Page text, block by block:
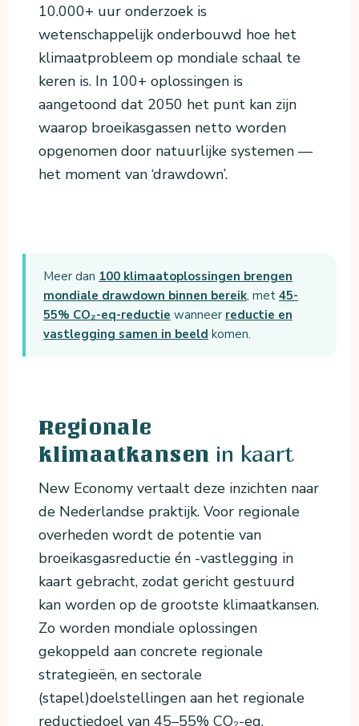
10.000+ uur onderzoek is
wetenschappelijk onderbouwd hoe het
klimaatprobleem op mondiale schaal te
keren is. In 100+ oplossingen is
aangetoond dat 2050 het punt kan zijn
waarop broeikasgassen netto worden
opgenomen door natuurlijke systemen —
het moment van ‘drawdown’.
Meer dan 100 klimaatoplossingen brengen
mondiale drawdown binnen bereik, met45-
55% CO₂-eq-reductie wanneer reductie en
vastlegging samen in beeld komen.
Regionale
klimaatkansen in kaart
New Economy vertaalt deze inzichten naar
de Nederlandse praktijk. Voor regionale
overheden wordt de potentie van
broeikasgasreductie én -vastlegging in
kaart gebracht, zodat gericht gestuurd
kan worden op de grootste klimaatkansen.
Zo worden mondiale oplossingen
gekoppeld aan concrete regionale
strategieën, en sectorale
(stapel)doelstellingen aan het regionale
reductiedoel van 45–55% CO₂-eq.